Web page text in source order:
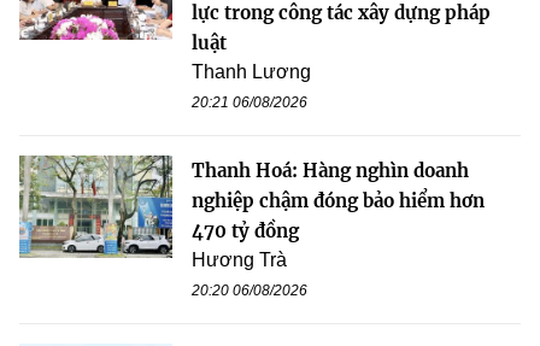
lực trong công tác xây dựng pháp
luật
Thanh Lương
20:21 06/08/2026
Thanh Hoá: Hàng nghìn doanh
nghiệp chậm đóng bảo hiểm hơn
470 tỷ đồng
Hương Trà
20:20 06/08/2026